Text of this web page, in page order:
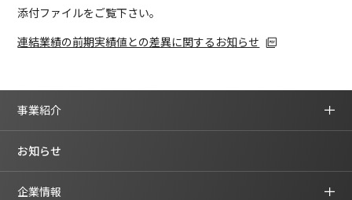
添付ファイルをご覧下さい。
連結業績の前期実績値との差異に関するお知らせ
事業紹介
お知らせ
企業情報